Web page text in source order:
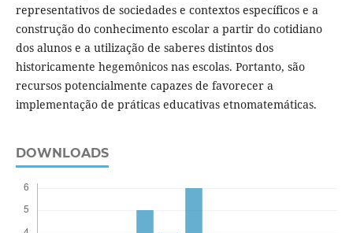
representativos de sociedades e contextos específicos e a
construção do conhecimento escolar a partir do cotidiano
dos alunos e a utilização de saberes distintos dos
historicamente hegemônicos nas escolas. Portanto, são
recursos potencialmente capazes de favorecer a
implementação de práticas educativas etnomatemáticas.
DOWNLOADS